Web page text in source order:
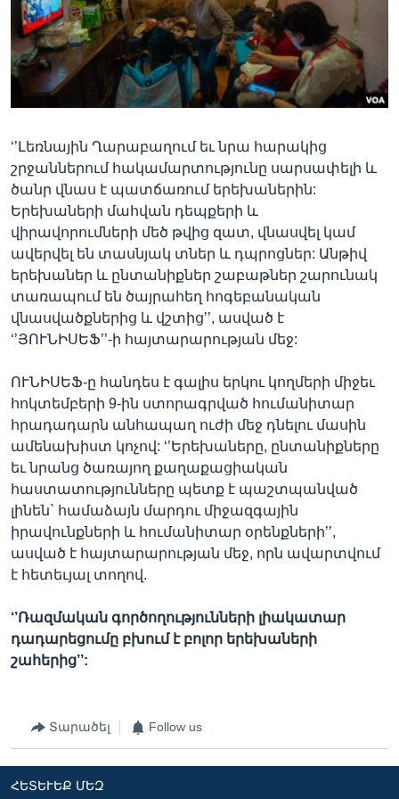
Լեզուներ
‘’Լեռնային Ղարաբաղում եւ նրա հարակից
շրջաններում հակամարտությունը սարսափելի և
ծանր վնաս է պատճառում երեխաներին:
Երեխաների մահվան դեպքերի և
վիրավորումների մեծ թվից զատ, վնասվել կամ
ավերվել են տասնյակ տներ և դպրոցներ: Անթիվ
երեխաներ և ընտանիքներ շաբաթներ շարունակ
տառապում են ծայրահեղ հոգեբանական
վնասվածքներից և վշտից’’, ասված է
‘’ՅՈՒՆԻՍԵՖ’’-ի հայտարարության մեջ:
ՈՒՆԻՍԵՖ-ը հանդես է գալիս երկու կողմերի միջեւ
հոկտեմբերի 9-ին ստորագրված հումանիտար
հրադադարն անհապաղ ուժի մեջ դնելու մասին
ամենախիստ կոչով: ‘’Երեխաները, ընտանիքները
եւ նրանց ծառայող քաղաքացիական
հաստատությունները պետք է պաշտպանված
լինեն` համաձայն մարդու միջազգային
իրավունքների և հումանիտար օրենքների’’,
ասված է հայտարարության մեջ, որն ավարտվում
է հետեւյալ տողով.
‘’Ռազմական գործողությունների լիակատար
դադարեցումը բխում է բոլոր երեխաների
շահերից’’:
Տարածել Follow us
ՀԵՏԵՒԵՔ ՄԵԶ